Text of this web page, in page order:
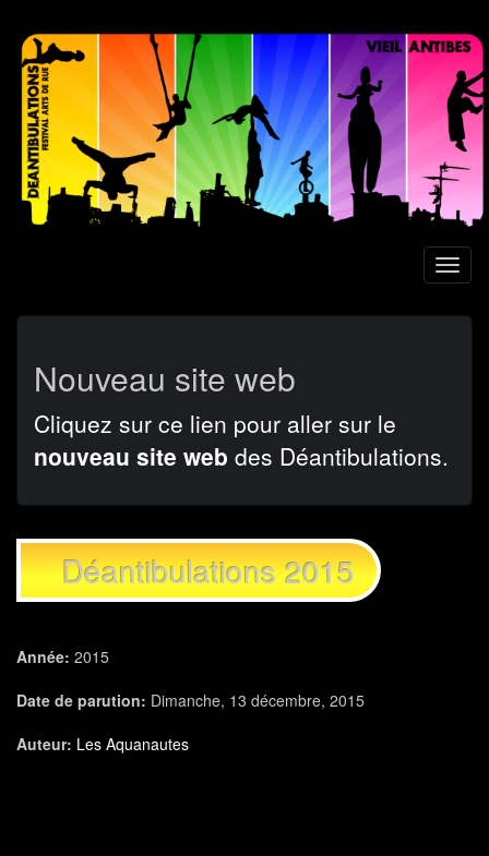
Aller
contenu
principal
Nouveau site web
Cliquez sur ce lien pour aller sur le
nouveau site web des Déantibulations.
Déantibulations 2015
Année: 2015
Date de parution: Dimanche, 13 décembre, 2015
Auteur: Les Aquanautes